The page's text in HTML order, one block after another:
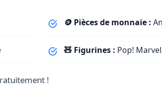
🪙 Pièces de monnaie :
🧸 Figurines : Pop!
!